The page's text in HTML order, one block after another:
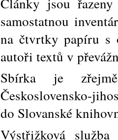
samostatnou
na čtvrtky papíru s
autoři textů v
Sbírka je
Československo-
do Slovanské
Výstřižková